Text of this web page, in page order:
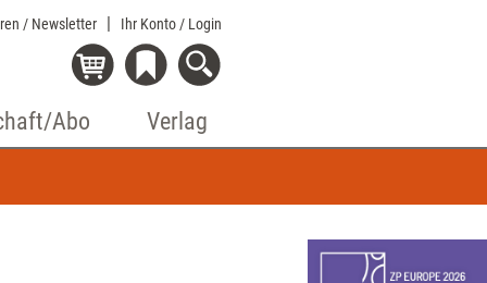
/ Newsletter Ihr Konto / Login
Abo Verlag